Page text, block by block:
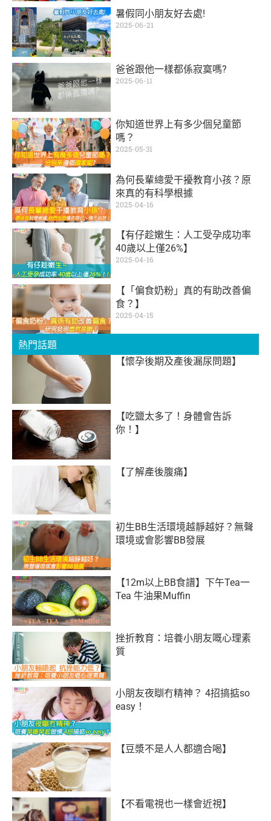
暑假同小朋友好去處!
2025-06-21
爸爸跟他一樣都係寂寞嗎?
2025-06-11
你知道世界上有多少個兒童節
嗎？
2025-05-31
為何長輩總愛干擾教育小孩？原
來真的有科學根據
2025-04-16
【有仔趁嫩生：人工受孕成功率
40歲以上僅26%】
2025-04-16
【「偏食奶粉」真的有助改善偏
食？】
2025-04-15
熱門話題
【懷孕後期及產後漏尿問題】
【吃鹽太多了！身體會告訴
你！】
【了解產後腹痛】
初生BB生活環境越靜越好？無聲
環境或會影響BB發展
【12m以上BB食譜】下午Tea一
Tea 牛油果Muffin
挫折教育：培養小朋友嘅心理素
質
小朋友夜瞓冇精神？ 4招搞掂so
easy！
【豆漿不是人人都適合喝】
【不看電視也一樣會近視】